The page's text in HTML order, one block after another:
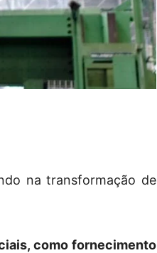
na transformação de
como fornecimento